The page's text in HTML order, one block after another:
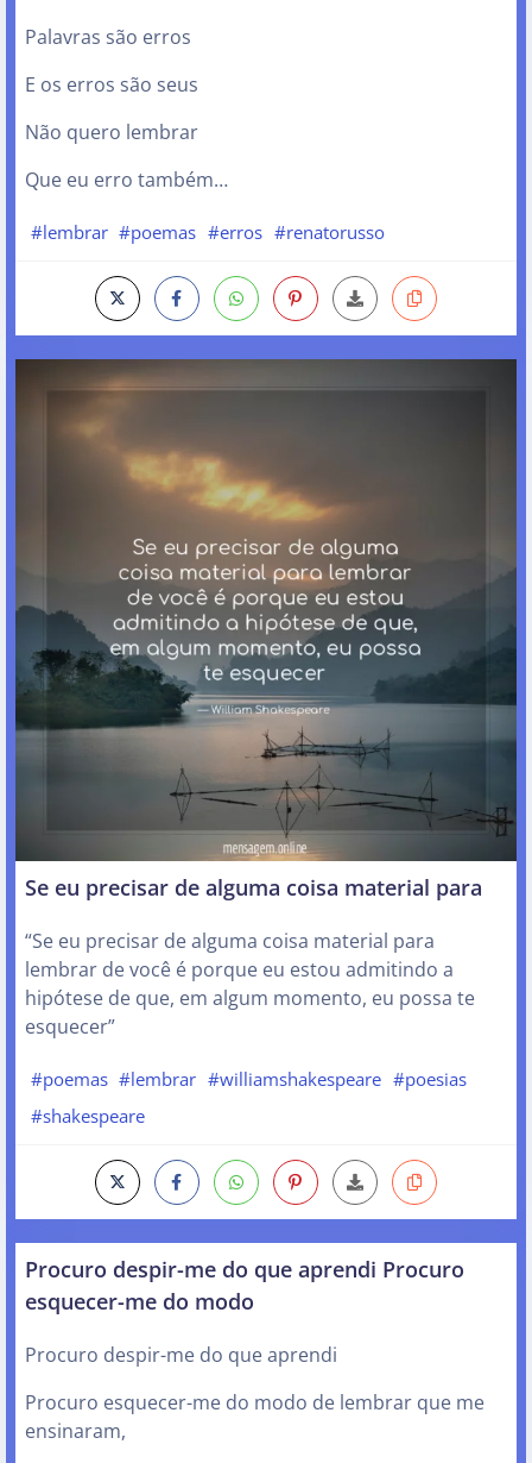
Palavras são erros
E os erros são seus
Não quero lembrar
Que eu erro também…
#lembrar #poemas #erros #renatorusso
Se eu precisar de alguma coisa material para
“Se eu precisar de alguma coisa material para
lembrar de você é porque eu estou admitindo a
hipótese de que, em algum momento, eu possa te
esquecer”
#poemas #lembrar #williamshakespeare #poesias
#shakespeare
Procuro despir-me do que aprendi Procuro
esquecer-me do modo
Procuro despir-me do que aprendi
Procuro esquecer-me do modo de lembrar que me
ensinaram,